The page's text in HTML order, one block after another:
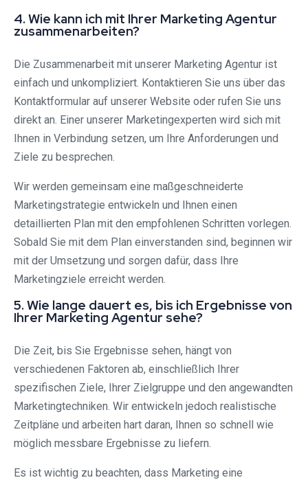
4. Wie kann ich mit Ihrer Marketing Agentur
zusammenarbeiten?
Die Zusammenarbeit mit unserer Marketing Agentur ist
einfach und unkompliziert. Kontaktieren Sie uns über das
Kontaktformular auf unserer Website oder rufen Sie uns
direkt an. Einer unserer Marketingexperten wird sich mit
Ihnen in Verbindung setzen, um Ihre Anforderungen und
Ziele zu besprechen.
Wir werden gemeinsam eine maßgeschneiderte
Marketingstrategie entwickeln und Ihnen einen
detaillierten Plan mit den empfohlenen Schritten vorlegen.
Sobald Sie mit dem Plan einverstanden sind, beginnen wir
mit der Umsetzung und sorgen dafür, dass Ihre
Marketingziele erreicht werden.
5. Wie lange dauert es, bis ich Ergebnisse von
Ihrer Marketing Agentur sehe?
Die Zeit, bis Sie Ergebnisse sehen, hängt von
verschiedenen Faktoren ab, einschließlich Ihrer
spezifischen Ziele, Ihrer Zielgruppe und den angewandten
Marketingtechniken. Wir entwickeln jedoch realistische
Zeitpläne und arbeiten hart daran, Ihnen so schnell wie
möglich messbare Ergebnisse zu liefern.
Es ist wichtig zu beachten, dass Marketing eine